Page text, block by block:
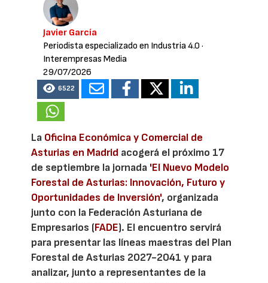
Javier García
Periodista especializado en Industria 4.0 ·
Interempresas Media
29/07/2026
6522
La Oficina Económica y Comercial de
Asturias en Madrid acogerá el próximo 17
de septiembre la jornada 'El Nuevo Modelo
Forestal de Asturias: Innovación, Futuro y
Oportunidades de Inversión', organizada
junto con la Federación Asturiana de
Empresarios (FADE). El encuentro servirá
para presentar las líneas maestras del Plan
Forestal de Asturias 2027-2041 y para
analizar, junto a representantes de la